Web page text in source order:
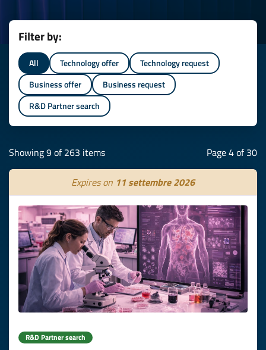
Filter by:
All Technology offer
Technology request
Business offer
Business request
R&D Partner search
Showing 9 of 263 items Page 4 of 30
Expires on 11 settembre 2026
R&D Partner search